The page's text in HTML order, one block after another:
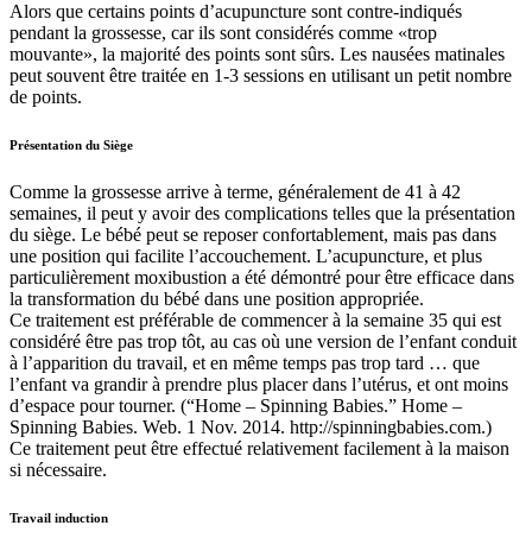
Alors que certains points d’acupuncture sont contre-indiqués
pendant la grossesse, car ils sont considérés comme «trop
mouvante», la majorité des points sont sûrs. Les nausées matinales
peut souvent être traitée en 1-3 sessions en utilisant un petit nombre
de points.
Présentation du Siège
Comme la grossesse arrive à terme, généralement de 41 à 42
semaines, il peut y avoir des complications telles que la présentation
du siège. Le bébé peut se reposer confortablement, mais pas dans
une position qui facilite l’accouchement. L’acupuncture, et plus
particulièrement moxibustion a été démontré pour être efficace dans
la transformation du bébé dans une position appropriée.
Ce traitement est préférable de commencer à la semaine 35 qui est
considéré être pas trop tôt, au cas où une version de l’enfant conduit
à l’apparition du travail, et en même temps pas trop tard … que
l’enfant va grandir à prendre plus placer dans l’utérus, et ont moins
d’espace pour tourner. (“Home – Spinning Babies.” Home –
Spinning Babies. Web. 1 Nov. 2014. http://spinningbabies.com.)
Ce traitement peut être effectué relativement facilement à la maison
si nécessaire.
Travail induction